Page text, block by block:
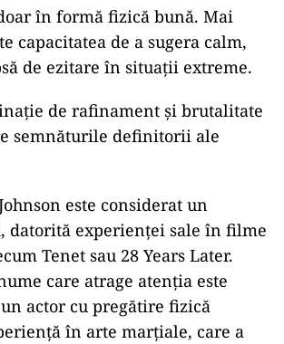
în formă fizică bună. Mai
capacitatea de a sugera calm,
de ezitare în situații extreme.
de rafinament și brutalitate
semnăturile definitorii ale
este considerat un
datorită experienței sale în filme
Tenet sau 28 Years Later.
care atrage atenția este
actor cu pregătire fizică
în arte marțiale, care a